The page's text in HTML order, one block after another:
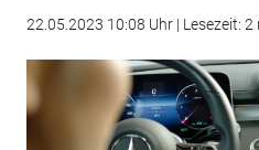
22.05.2023 10:08 Uhr | Lesezeit: 2